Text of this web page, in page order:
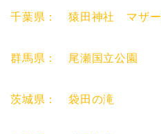
千葉県： 猿田神社 マザ
群馬県： 尾瀬国立公園
茨城県： 袋田の滝